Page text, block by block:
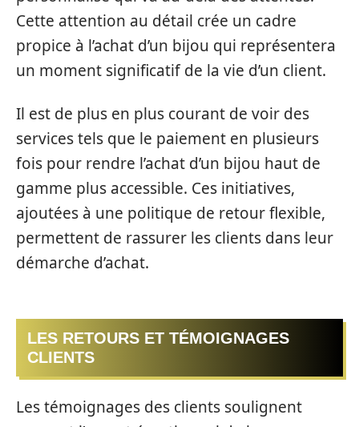
Cette attention au détail crée un cadre
propice à l’achat d’un bijou qui représentera
un moment significatif de la vie d’un client.
Il est de plus en plus courant de voir des
services tels que le paiement en plusieurs
fois pour rendre l’achat d’un bijou haut de
gamme plus accessible. Ces initiatives,
ajoutées à une politique de retour flexible,
permettent de rassurer les clients dans leur
démarche d’achat.
LES RETOURS ET TÉMOIGNAGES
CLIENTS
Les témoignages des clients soulignent